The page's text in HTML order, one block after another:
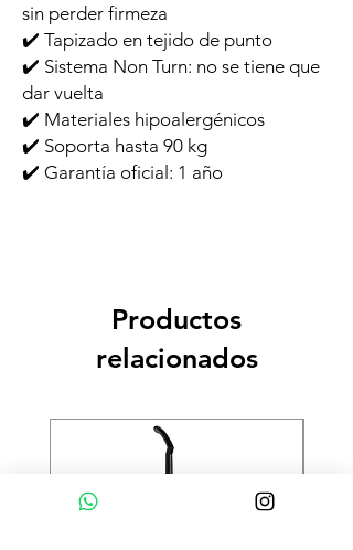
sin perder firmeza
✔️ Tapizado en tejido de punto
✔️ Sistema Non Turn: no se tiene que
dar vuelta
✔️ Materiales hipoalergénicos
✔️ Soporta hasta 90 kg
✔️ Garantía oficial: 1 año
Productos
relacionados